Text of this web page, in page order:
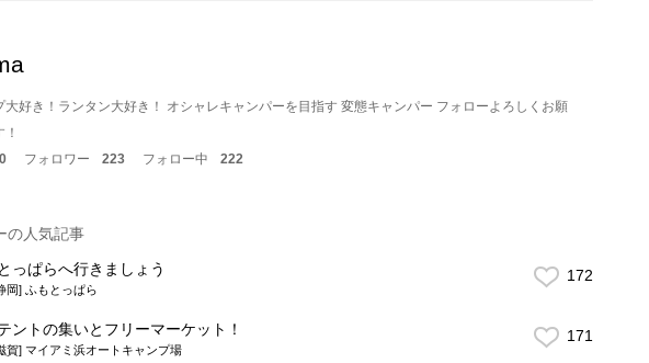
大好き！ランタン大好き！ オシャレキャンパーを目指す 変態キャンパー フォローよろしくお願
フォロワー 223 フォロー中 222
の人気記事
っぱらへ行きましょう
岡] ふもとっぱら
172
ントの集いとフリーマーケット！
賀] マイアミ浜オートキャンプ場
171